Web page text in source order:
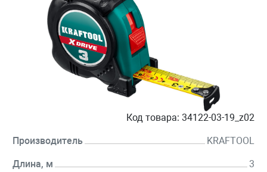
Код товара: 34122-03-19_z02
Производитель KRAFTOOL
Длина, м 3